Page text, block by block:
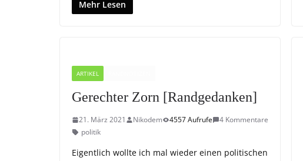
Mehr Lesen
ARTIKEL
Gerechter Zorn [Randgedanken]
21. März 2021 Nikodem 4557 Aufrufe
4 Kommentare
politik
Eigentlich wollte ich mal wieder einen politischen